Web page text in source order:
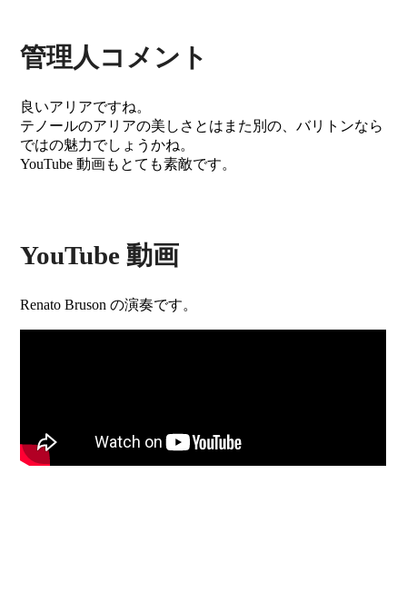
管理人コメント
良いアリアですね。
テノールのアリアの美しさとはまた別の、バリトンなら
ではの魅力でしょうかね。
YouTube 動画もとても素敵です。
YouTube 動画
Renato Bruson の演奏です。